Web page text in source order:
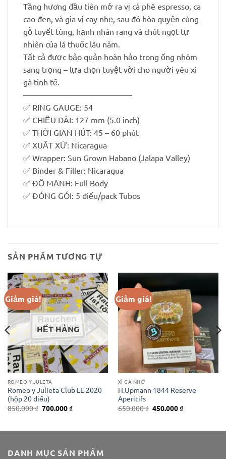
Tầng hương đầu tiên mở ra vị cà phê espresso, ca
cao đen, và gia vị cay nhẹ, sau đó hòa quyện cùng
gỗ tuyết tùng, hạnh nhân rang và chút ngọt tự
nhiên của lá thuốc lâu năm.
Tất cả được bảo quản hoàn hảo trong ống nhôm
sang trọng – lựa chọn tuyệt vời cho người yêu xì
gà tinh tế.
—————————————–
✅ RING GAUGE: 54
✅ CHIỀU DÀI: 127 mm (5.0 inch)
✅ THỜI GIAN HÚT: 45 – 60 phút
✅ XUẤT XỨ: Nicaragua
✅ Wrapper: Sun Grown Habano (Jalapa Valley)
✅ Binder & Filler: Nicaragua
✅ ĐỘ MẠNH: Full Body
✅ ĐÓNG GÓI: 5 điếu/pack Tubos
SẢN PHẨM TƯƠNG TỰ
Giảm giá!
HẾT HÀNG
ROMEO Y JULETA
Romeo y Julieta Club LE 2020
(hộp 20 điếu)
850.000₫ Giá
gốc
700.000₫Giá
700.000 ₫.
Giảm giá!
XÌ GÀ NHỠ
H.Upmann 1844 Reserve
Aperitifs
650.000₫ Giá
gốc
450.000₫Giá
450.000 ₫.
DANH MỤC SẢN PHẨM